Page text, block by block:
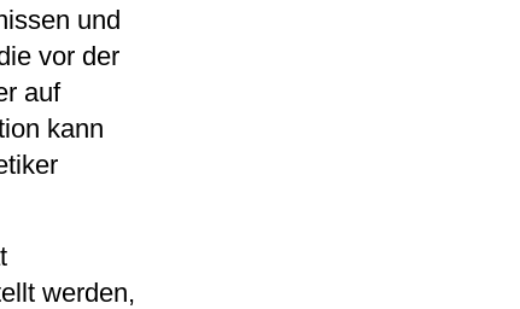
und
vor der
auf
kann
werden,